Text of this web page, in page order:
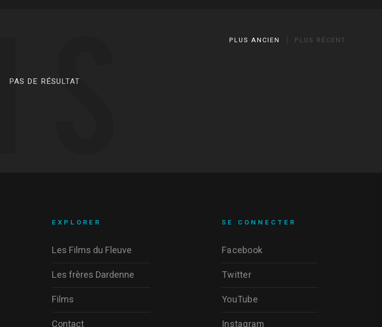
PLUS ANCIEN PLUS RÉCENT
PAS DE RÉSULTAT
SE CONNECTER
Facebook
Twitter
YouTube
Instagram
EXPLORER
Les Films du Fleuve
Les frères Dardenne
Films
Contact